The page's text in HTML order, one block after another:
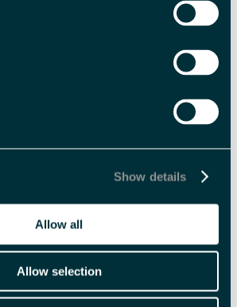
Show details
Allow all
Allow selection
Send side på e-post